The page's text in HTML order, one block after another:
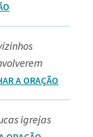
A ORAÇÃO
igrejas